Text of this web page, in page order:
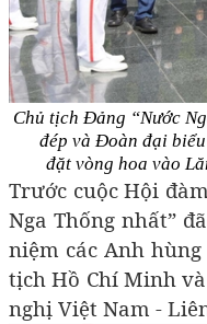
Chủ tịch Đảng “Nước
đép và Đoàn đại
đặt vòng hoa vào
Trước cuộc Hội
Nga Thống nhất”
niệm các Anh
tịch Hồ Chí Minh
nghị Việt Nam -